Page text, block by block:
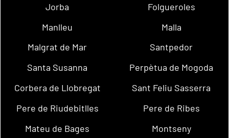
Jorba
Folgueroles
Manlleu
Malla
Malgrat de Mar
Santpedor
Santa Susanna
Perpètua de Mogoda
Corbera de Llobregat
Sant Feliu Sasserra
Pere de Riudebitlles
Pere de Ribes
Mateu de Bages
Montseny